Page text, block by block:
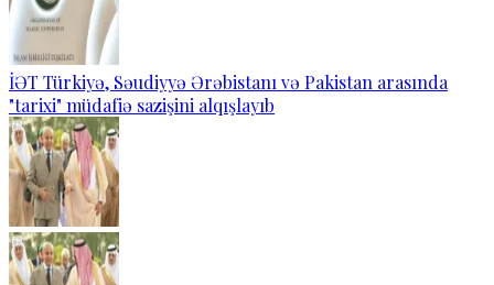
İƏT Türkiyə, Səudiyyə Ərəbistanı və Pakistan arasında
"tarixi" müdafiə sazişini alqışlayıb